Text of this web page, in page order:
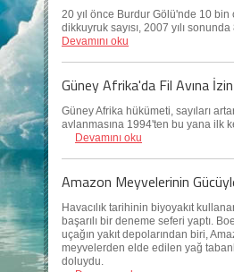
20 yıl önce Burdur Gölü'nde 10 bin
dikkuyruk sayısı, 2007 yılı
Devamını oku
Güney Afrika'da Fil Avına
Güney Afrika hükümeti, sayıları
avlanmasına 1994'ten bu yana ilk
Devamını oku
Amazon Meyvelerinin
Havacılık tarihinin biyoyakıt
başarılı bir deneme seferi yaptı.
uçağın yakıt depolarından biri,
meyvelerden elde edilen yağ
doluydu.